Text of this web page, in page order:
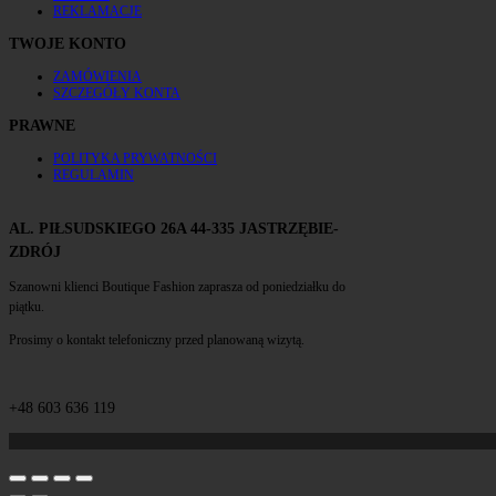
REKLAMACJE
TWOJE KONTO
ZAMÓWIENIA
SZCZEGÓŁY KONTA
PRAWNE
POLITYKA PRYWATNOŚCI
REGULAMIN
AL. PIŁSUDSKIEGO 26A 44-335 JASTRZĘBIE-
ZDRÓJ
Szanowni klienci Boutique Fashion zaprasza od poniedziałku do
piątku.
Prosimy o kontakt telefoniczny przed planowaną wizytą.
+48 603 636 119